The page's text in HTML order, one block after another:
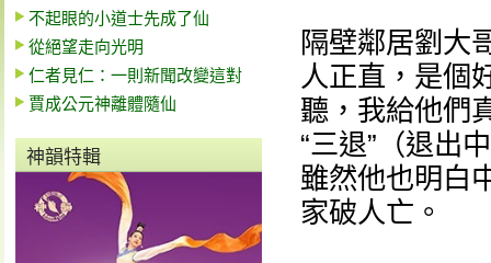
不起眼的小道士先成了仙
從絕望走向光明
仁者見仁：一則新聞改變這對
賈成公元神離體隨仙
神韻特輯
隔壁鄰居劉大
人正直，是個
聽，我給他們
“三退”（退出
雖然他也明白
家破人亡。